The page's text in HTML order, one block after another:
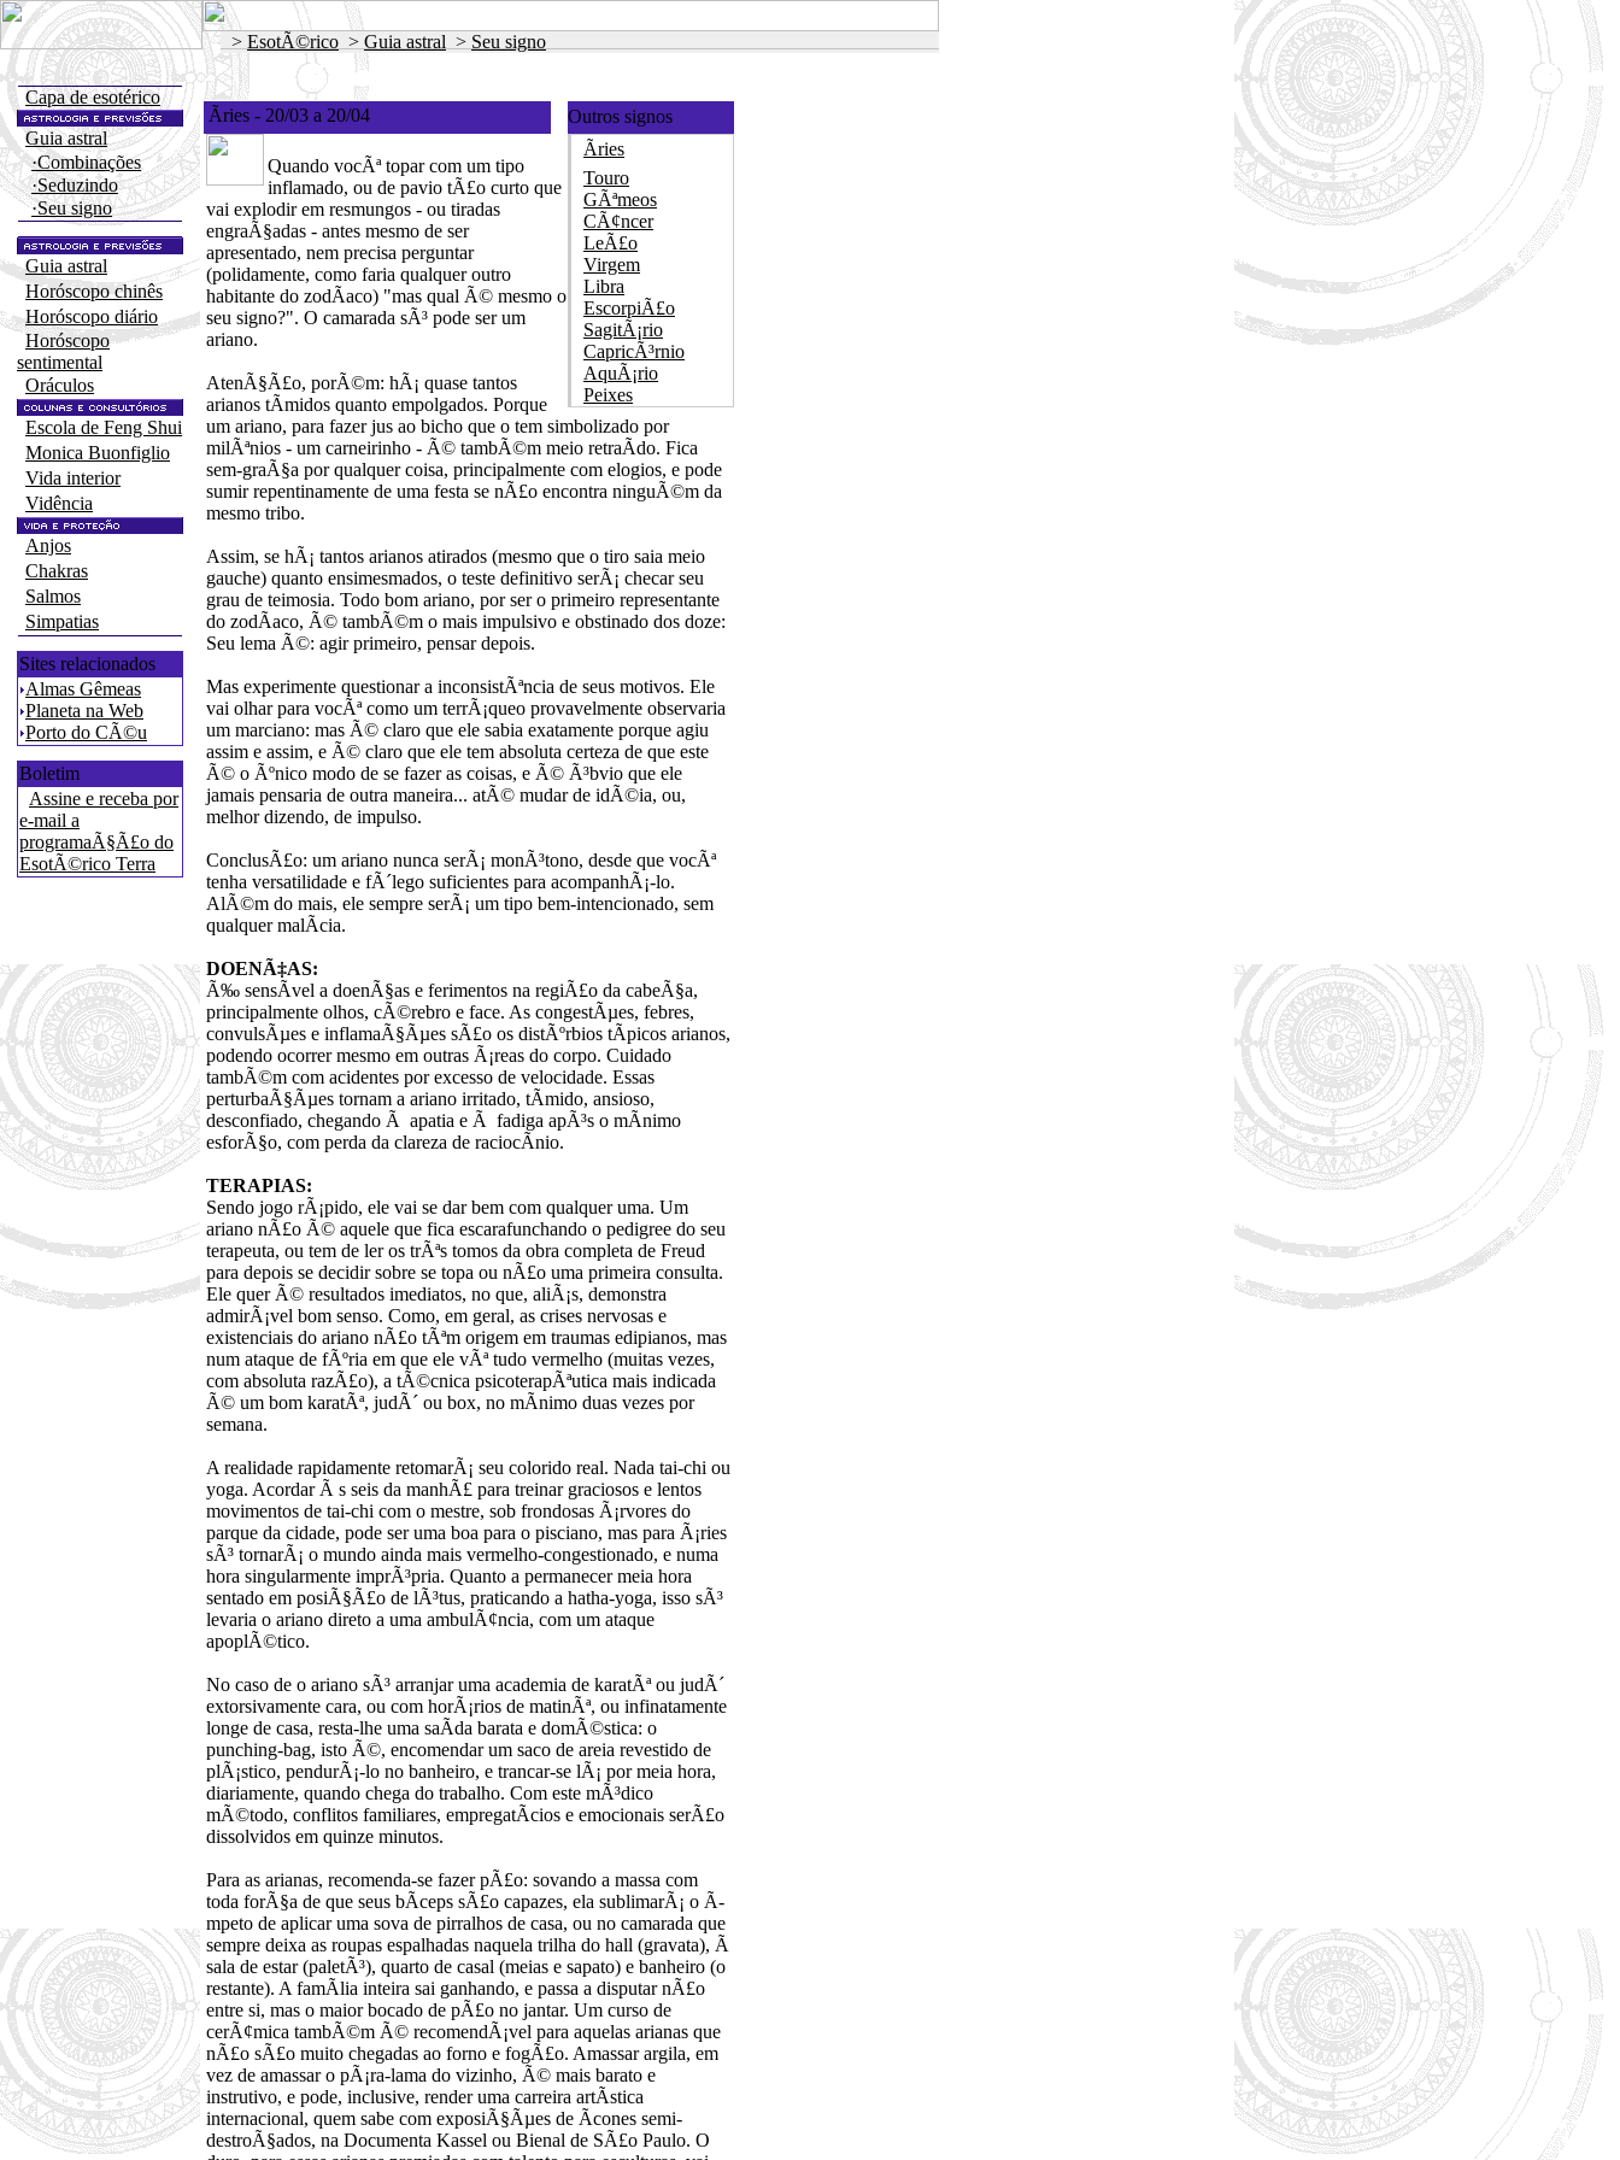
> EsotÃ©rico > Guia astral > Seu signo
Capa de esotérico
Guia astral
·Combinações
·Seduzindo
·Seu signo
Guia astral
Horóscopo chinês
Horóscopo diário
Horóscopo
sentimental
Oráculos
Escola de Feng Shui
Monica Buonfiglio
Vida interior
Vidência
Anjos
Chakras
Salmos
Simpatias
Sites relacionados
Almas Gêmeas
Planeta na Web
Porto do CÃ©u
Boletim
Assine e receba por
e-mail a
programaÃ§Ã£o do
EsotÃ©rico Terra
Ãries - 20/03 a 20/04
Outros signos
Ãries
Touro
GÃªmeos
CÃ¢ncer
LeÃ£o
Virgem
Libra
EscorpiÃ£o
SagitÃ¡rio
CapricÃ³rnio
AquÃ¡rio
Peixes
Quando vocÃª topar com um tipo
inflamado, ou de pavio tÃ£o curto que
vai explodir em resmungos - ou tiradas
engraÃ§adas - antes mesmo de ser
apresentado, nem precisa perguntar
(polidamente, como faria qualquer outro
habitante do zodÃ­aco) "mas qual Ã© mesmo o
seu signo?". O camarada sÃ³ pode ser um
ariano.
AtenÃ§Ã£o, porÃ©m: hÃ¡ quase tantos
arianos tÃ­midos quanto empolgados. Porque
um ariano, para fazer jus ao bicho que o tem simbolizado por
milÃªnios - um carneirinho - Ã© tambÃ©m meio retraÃ­do. Fica
sem-graÃ§a por qualquer coisa, principalmente com elogios, e pode
sumir repentinamente de uma festa se nÃ£o encontra ninguÃ©m da
mesmo tribo.
Assim, se hÃ¡ tantos arianos atirados (mesmo que o tiro saia meio
gauche) quanto ensimesmados, o teste definitivo serÃ¡ checar seu
grau de teimosia. Todo bom ariano, por ser o primeiro representante
do zodÃ­aco, Ã© tambÃ©m o mais impulsivo e obstinado dos doze:
Seu lema Ã©: agir primeiro, pensar depois.
Mas experimente questionar a inconsistÃªncia de seus motivos. Ele
vai olhar para vocÃª como um terrÃ¡queo provavelmente observaria
um marciano: mas Ã© claro que ele sabia exatamente porque agiu
assim e assim, e Ã© claro que ele tem absoluta certeza de que este
Ã© o Ãºnico modo de se fazer as coisas, e Ã© Ã³bvio que ele
jamais pensaria de outra maneira... atÃ© mudar de idÃ©ia, ou,
melhor dizendo, de impulso.
ConclusÃ£o: um ariano nunca serÃ¡ monÃ³tono, desde que vocÃª
tenha versatilidade e fÃ´lego suficientes para acompanhÃ¡-lo.
AlÃ©m do mais, ele sempre serÃ¡ um tipo bem-intencionado, sem
qualquer malÃ­cia.
DOENÃ‡AS:
Ã‰ sensÃ­vel a doenÃ§as e ferimentos na regiÃ£o da cabeÃ§a,
principalmente olhos, cÃ©rebro e face. As congestÃµes, febres,
convulsÃµes e inflamaÃ§Ãµes sÃ£o os distÃºrbios tÃ­picos arianos,
podendo ocorrer mesmo em outras Ã¡reas do corpo. Cuidado
tambÃ©m com acidentes por excesso de velocidade. Essas
perturbaÃ§Ãµes tornam a ariano irritado, tÃ­mido, ansioso,
desconfiado, chegando Ã apatia e Ã fadiga apÃ³s o mÃ­nimo
esforÃ§o, com perda da clareza de raciocÃ­nio.
TERAPIAS:
Sendo jogo rÃ¡pido, ele vai se dar bem com qualquer uma. Um
ariano nÃ£o Ã© aquele que fica escarafunchando o pedigree do seu
terapeuta, ou tem de ler os trÃªs tomos da obra completa de Freud
para depois se decidir sobre se topa ou nÃ£o uma primeira consulta.
Ele quer Ã© resultados imediatos, no que, aliÃ¡s, demonstra
admirÃ¡vel bom senso. Como, em geral, as crises nervosas e
existenciais do ariano nÃ£o tÃªm origem em traumas edipianos, mas
num ataque de fÃºria em que ele vÃª tudo vermelho (muitas vezes,
com absoluta razÃ£o), a tÃ©cnica psicoterapÃªutica mais indicada
Ã© um bom karatÃª, judÃ´ ou box, no mÃ­nimo duas vezes por
semana.
A realidade rapidamente retomarÃ¡ seu colorido real. Nada tai-chi ou
yoga. Acordar Ã s seis da manhÃ£ para treinar graciosos e lentos
movimentos de tai-chi com o mestre, sob frondosas Ã¡rvores do
parque da cidade, pode ser uma boa para o pisciano, mas para Ã¡ries
sÃ³ tornarÃ¡ o mundo ainda mais vermelho-congestionado, e numa
hora singularmente imprÃ³pria. Quanto a permanecer meia hora
sentado em posiÃ§Ã£o de lÃ³tus, praticando a hatha-yoga, isso sÃ³
levaria o ariano direto a uma ambulÃ¢ncia, com um ataque
apoplÃ©tico.
No caso de o ariano sÃ³ arranjar uma academia de karatÃª ou judÃ´
extorsivamente cara, ou com horÃ¡rios de matinÃª, ou infinatamente
longe de casa, resta-lhe uma saÃ­da barata e domÃ©stica: o
punching-bag, isto Ã©, encomendar um saco de areia revestido de
plÃ¡stico, pendurÃ¡-lo no banheiro, e trancar-se lÃ¡ por meia hora,
diariamente, quando chega do trabalho. Com este mÃ³dico
mÃ©todo, conflitos familiares, empregatÃ­cios e emocionais serÃ£o
dissolvidos em quinze minutos.
Para as arianas, recomenda-se fazer pÃ£o: sovando a massa com
toda forÃ§a de que seus bÃ­ceps sÃ£o capazes, ela sublimarÃ¡ o Ã­
mpeto de aplicar uma sova de pirralhos de casa, ou no camarada que
sempre deixa as roupas espalhadas naquela trilha do hall (gravata), Ã
sala de estar (paletÃ³), quarto de casal (meias e sapato) e banheiro (o
restante). A famÃ­lia inteira sai ganhando, e passa a disputar nÃ£o
entre si, mas o maior bocado de pÃ£o no jantar. Um curso de
cerÃ¢mica tambÃ©m Ã© recomendÃ¡vel para aquelas arianas que
nÃ£o sÃ£o muito chegadas ao forno e fogÃ£o. Amassar argila, em
vez de amassar o pÃ¡ra-lama do vizinho, Ã© mais barato e
instrutivo, e pode, inclusive, render uma carreira artÃ­stica
internacional, quem sabe com exposiÃ§Ãµes de Ã­cones semi-
destroÃ§ados, na Documenta Kassel ou Bienal de SÃ£o Paulo. O